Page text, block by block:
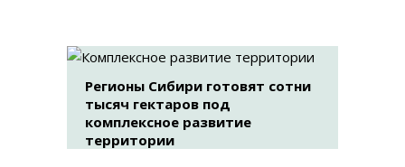
Регионы Сибири готовят сотни
тысяч гектаров под
комплексное развитие
территории